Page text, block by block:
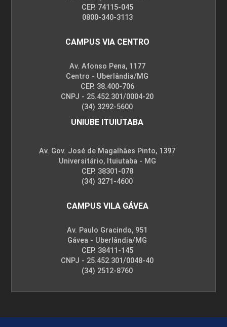
CEP. 74115-045
0800-340-3113
CAMPUS VIA CENTRO
Av. Afonso Pena, 1177
Centro - Uberlândia/MG
CEP. 38.400-706
CNPJ - 25.452.301/0004-20
(34) 3292-5600
UNIUBE ITUIUTABA
Av. Gov. José de Magalhães Pinto, 1397
Universitário, Ituiutaba - MG
CEP. 38301-078
(34) 3271-4600
CAMPUS VILA GÁVEA
Av. Paulo Gracindo, 951
Gávea - Uberlândia/MG
CEP. 38411-145
CNPJ - 25.452.301/0048-40
(34) 2512-8760